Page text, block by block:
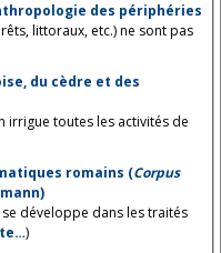
des périphéries
littoraux, etc.) ne sont pas
du cèdre et des
toutes les activités de
romains (Corpus
développe dans les traités
)